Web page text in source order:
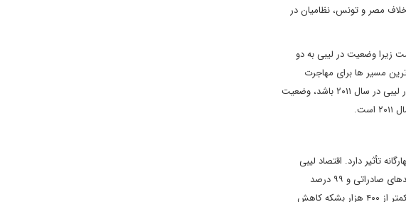
برخلاف مصر و تونس، نظامیان در
زیرا وضعیت در لیبی به دو
مسیر ها برای مهاجرت
آوارگان به اروپا است. با این حال، اگر حمایت قدرت‏های غربی از دولت آشتی ملی در مبارزه با تروریست‏های داعش شبیه مداخله ناتو در لیبی در سال ۲۰۱۱ باشد، وضعیت
تأثیر دارد. اقتصاد لیبی
وابستگی شدیدی به درآمدهای نفتی و گازی دارد؛ به نحوی که درآمدهای نفت و گاز ۸۰ درصد تولید ناخالص داخلی، ۹۰ درصد درآمدهای صادراتی و ۹۹ درصد
درآمدهای حکومتی را تشکیل می ‏دهند. این در حالی است که تولید نفت لیبی از ۱.۴ میلیون بشکه در روز در زمان معمر قذافی به کمتر از ۴۰۰ هزار بشکه کاهش